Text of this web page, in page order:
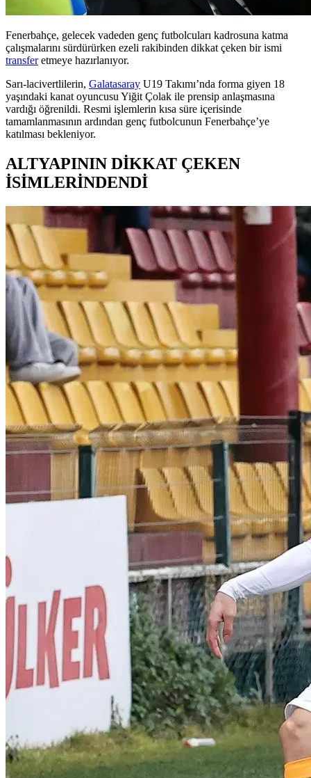
Fenerbahçe, gelecek vadeden genç futbolcuları kadrosuna katma
çalışmalarını sürdürürken ezeli rakibinden dikkat çeken bir ismi
transferetmeye hazırlanıyor.
Sarı-lacivertlilerin, Galatasaray U19 Takımı’nda forma giyen 18
yaşındaki kanat oyuncusu Yiğit Çolak ile prensip anlaşmasına
vardığı öğrenildi. Resmi işlemlerin kısa süre içerisinde
tamamlanmasının ardından genç futbolcunun Fenerbahçe’ye
katılması bekleniyor.
ALTYAPININ DİKKAT ÇEKEN
İSİMLERİNDENDİ